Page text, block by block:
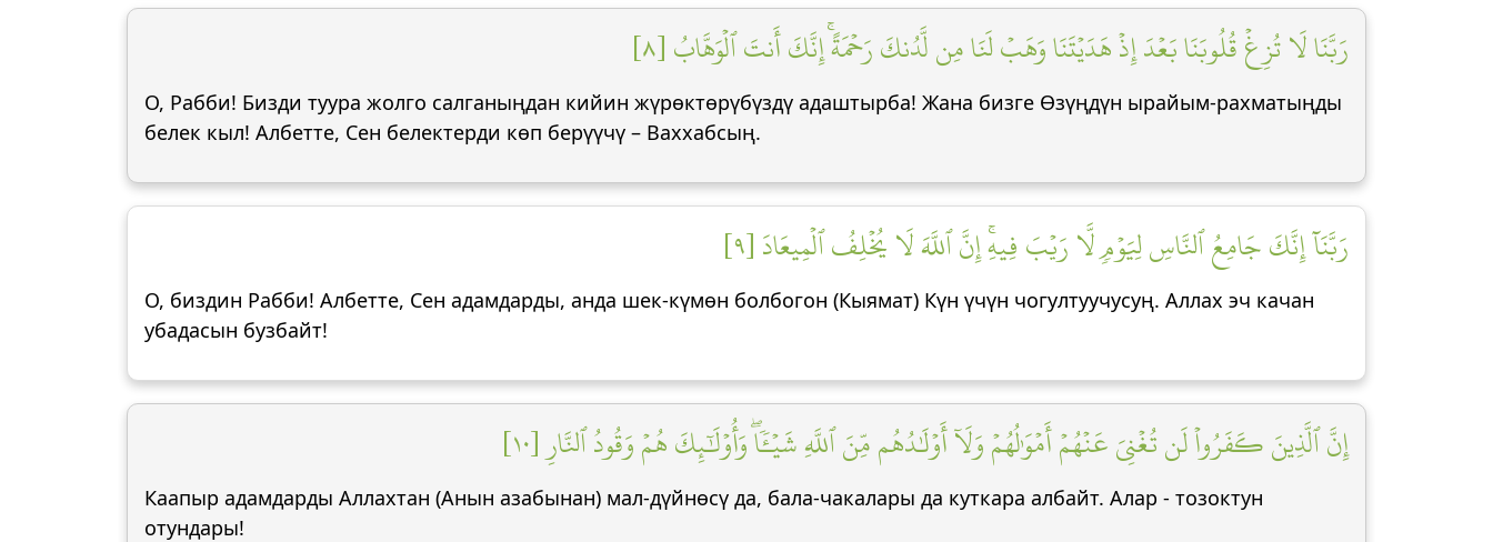
رَبَّنَا لَا تُزِغۡ قُلُوبَنَا بَعۡدَ إِذۡ هَدَيۡتَنَا وَهَبۡ لَنَا مِن لَّدُنكَ رَحۡمَةًۚ إِنَّكَ أَنتَ ٱلۡوَهَّابُ [٨]
О, Рабби! Бизди туура жолго салганыңдан кийин жүрөктөрүбүздү адаштырба! Жана бизге Өзүңдүн ырайым-рахматыңды
белек кыл! Албетте, Сен белектерди көп берүүчү – Ваххабсың.
رَبَّنَآ إِنَّكَ جَامِعُ ٱلنَّاسِ لِيَوۡمٖ لَّا رَيۡبَ فِيهِۚ إِنَّ ٱللَّهَ لَا يُخۡلِفُ ٱلۡمِيعَادَ [٩]
О, биздин Рабби! Албетте, Сен адамдарды, анда шек-күмөн болбогон (Кыямат) Күн үчүн чогултуучусуң. Аллах эч качан
убадасын бузбайт!
إِنَّ ٱلَّذِينَ كَفَرُواْ لَن تُغۡنِيَ عَنۡهُمۡ أَمۡوَٰلُهُمۡ وَلَآ أَوۡلَٰدُهُم مِّنَ ٱللَّهِ شَيۡـٔٗاۖ وَأُوْلَٰٓئِكَ هُمۡ وَقُودُ ٱلنَّارِ [١٠]
Каапыр адамдарды Аллахтан (Анын азабынан) мал-дүйнөсү да, бала-чакалары да куткара албайт. Алар - тозоктун
отундары!